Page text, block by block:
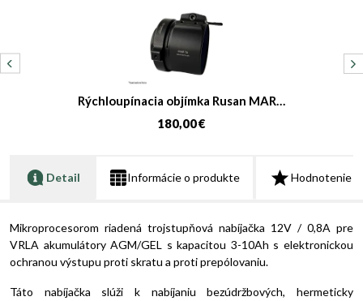
Rýchloupínacia objímka Rusan MAR…
180,00 €
Detail Informácie o produkte Hodnotenie
Mikroprocesorom riadená trojstupňová nabíjačka 12V / 0,8A pre
VRLA akumulátory AGM/GEL s kapacitou 3-10Ah s elektronickou
ochranou výstupu proti skratu a proti prepólovaniu.
Táto nabíjačka slúži k nabíjaniu bezúdržbových, hermeticky